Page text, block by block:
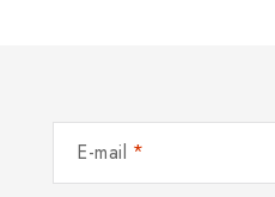
E-mail